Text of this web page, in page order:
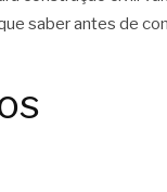
saber antes de